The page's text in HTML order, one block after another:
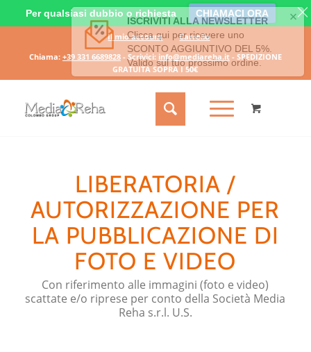
Il mio account
Carrello
Chiama: +39 331 6689828- Scrivici: info@mediareha.it- SPEDIZIONE
GRATUITA SOPRA I 50€
LIBERATORIA /
AUTORIZZAZIONE PER
LA PUBBLICAZIONE DI
FOTO E VIDEO
Con riferimento alle immagini (foto e video)
scattate e/o riprese per conto della Società Media
Reha s.r.l. U.S.
Per qualsiasi dubbio o richiesta CHIAMACI ORA